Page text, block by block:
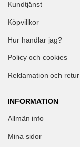
Kundtjänst
Köpvillkor
Hur handlar jag?
Policy och cookies
Reklamation och retur
INFORMATION
Allmän info
Mina sidor